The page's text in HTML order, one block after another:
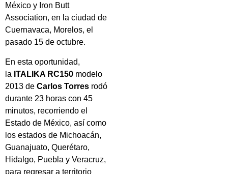
México y Iron Butt
Association, en la ciudad de
Cuernavaca, Morelos, el
pasado 15 de octubre.
En esta oportunidad,
la ITALIKA RC150 modelo
2013 de Carlos Torres rodó
durante 23 horas con 45
minutos, recorriendo el
Estado de México, así como
los estados de Michoacán,
Guanajuato, Querétaro,
Hidalgo, Puebla y Veracruz,
para regresar a territorio